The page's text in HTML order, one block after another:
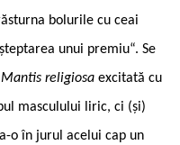
bolurile cu ceai
unui premiu“. Se
Mantis religiosa excitată cu
masculului liric, ci (și)
o în jurul acelui cap un